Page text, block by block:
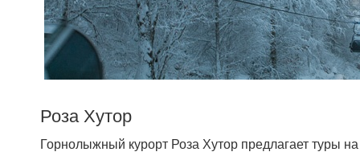
Роза Хутор
Горнолыжный курорт Роза Хутор предлагает туры